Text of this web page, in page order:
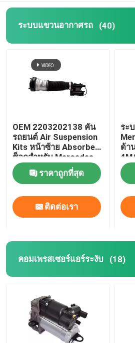
เครื่องแขวนอากาศ Tesla
อะไหล่แอร์ออดี้
การแขวนอากาศของจีปเชโรคี
บล็อกวาล์วกันสะเทือนของอากาศ
ระบบแขวนอากาศรถ (40)
OEM 2203202138 คัน
รถยนต์ Air Suspension
Kits หน้าซ้าย Absorber
ช็อกสําหรับ Mercedes-
Benz W220 4MATIC
ราคาถูกที่สุด
ติดต่อเรา
ระ
ด้า
คอมเพรสเซอร์แอร์ระงับ (18)